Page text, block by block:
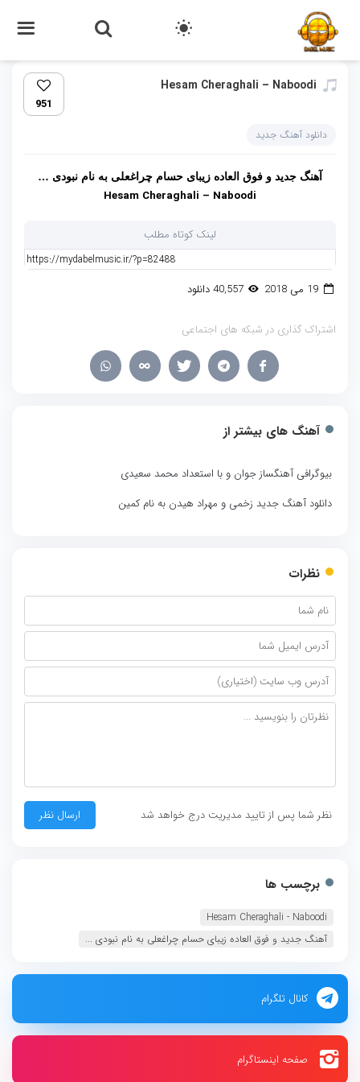
Hesam Cheraghali – Naboodi
951
دانلود آهنگ جدید
آهنگ جدید و فوق العاده زیبای حسام چراغعلی به نام نبودی …
Hesam Cheraghali – Naboodi
لینک کوتاه مطلب
19 می 2018 40,557 دانلود
اشتراک گذاری در شبکه های اجتماعی
آهنگ های بیشتر از
بیوگرافی آهنگساز جوان و با استعداد محمد سعیدی
دانلود آهنگ جدید زخمی و مهراد هیدن به نام کمین
نظرات
نظر شما پس از تایید مدیریت درج خواهد شد
برچسب ها
Hesam Cheraghali - Naboodi
آهنگ جدید و فوق العاده زیبای حسام چراغعلی به نام نبودی ...
کانال تلگرام
صفحه اینستاگرام